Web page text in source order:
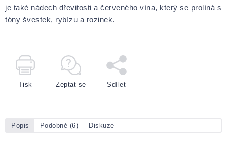
je také nádech dřevitosti a červeného vína, který se prolíná s
tóny švestek, rybízu a rozinek.
Tisk Zeptat se Sdílet
Popis Podobné (6) Diskuze